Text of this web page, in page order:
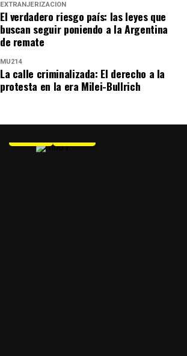
EXTRANJERIZACIÓN
El verdadero riesgo país: las leyes que
buscan seguir poniendo a la Argentina
de remate
MU214
La calle criminalizada: El derecho a la
protesta en la era Milei-Bullrich